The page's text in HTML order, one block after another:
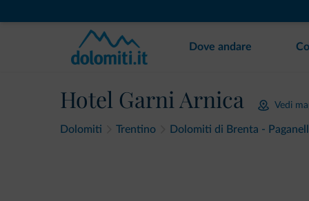
Dove andare
Hotel Garni Arnica Vedi
Dolomiti Trentino Dolomiti di Brenta -